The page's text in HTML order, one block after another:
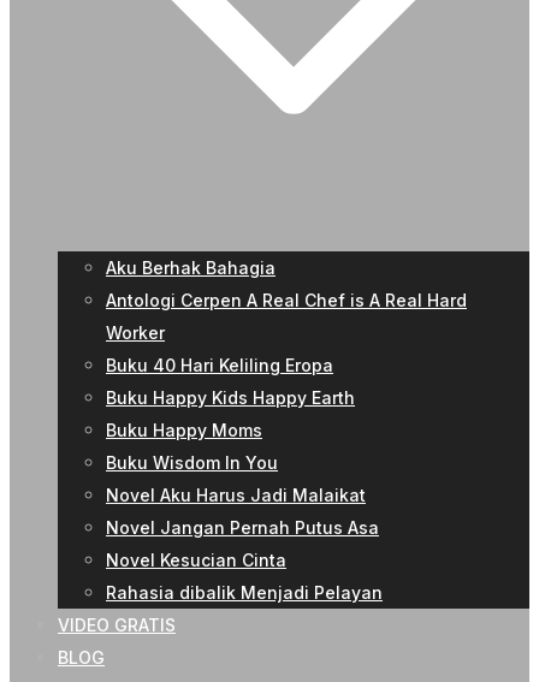
Aku Berhak Bahagia
Antologi Cerpen A Real Chef is A Real Hard
Worker
Buku 40 Hari Keliling Eropa
Buku Happy Kids Happy Earth
Buku Happy Moms
Buku Wisdom In You
Novel Aku Harus Jadi Malaikat
Novel Jangan Pernah Putus Asa
Novel Kesucian Cinta
Rahasia dibalik Menjadi Pelayan
VIDEO GRATIS
BLOG